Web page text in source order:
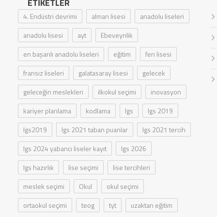
ETIKETLER
4. Endüstri devrimi alman lisesi
anadolu liseleri
anadolu lisesi
ayt
Ebeveynlik
en başarılı anadolu liseleri
eğitim
fen lisesi
fransız liseleri
galatasaray lisesi
gelecek
geleceğin meslekleri
ilkokul seçimi
inovasyon
kariyer planlama
kodlama lgs
lgs 2019
lgs2019
lgs 2021 taban puanlar
lgs 2021 tercih
lgs 2024 yabancı liseler kayıt
lgs 2026
lgs hazırlık
lise seçimi
lise tercihleri
meslek seçimi
Okul
okul seçimi
ortaokul seçimi
teog tyt uzaktan eğitim